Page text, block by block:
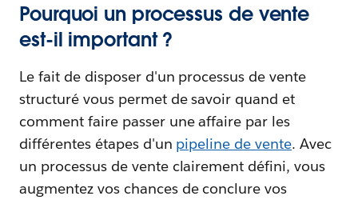
Pourquoi un processus de vente
est-il important ?
Le fait de disposer d'un processus de vente
structuré vous permet de savoir quand et
comment faire passer une affaire par les
différentes étapes d'un pipeline de vente. Avec
un processus de vente clairement défini, vous
augmentez vos chances de conclure vos